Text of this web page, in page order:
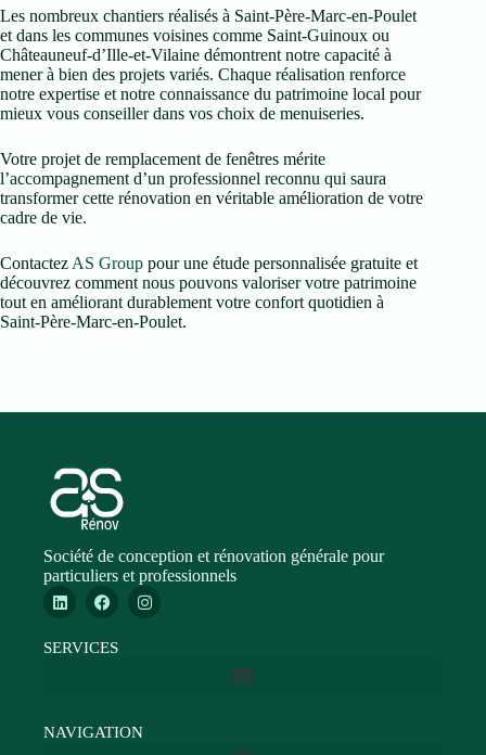
Les nombreux chantiers réalisés à Saint-Père-Marc-en-Poulet
et dans les communes voisines comme Saint-Guinoux ou
Châteauneuf-d’Ille-et-Vilaine démontrent notre capacité à
mener à bien des projets variés. Chaque réalisation renforce
notre expertise et notre connaissance du patrimoine local pour
mieux vous conseiller dans vos choix de menuiseries.
Votre projet de remplacement de fenêtres mérite
l’accompagnement d’un professionnel reconnu qui saura
transformer cette rénovation en véritable amélioration de votre
cadre de vie.
Contactez AS Group pour une étude personnalisée gratuite et
découvrez comment nous pouvons valoriser votre patrimoine
tout en améliorant durablement votre confort quotidien à
Saint-Père-Marc-en-Poulet.
Société de conception et rénovation générale pour
particuliers et professionnels
SERVICES
NAVIGATION